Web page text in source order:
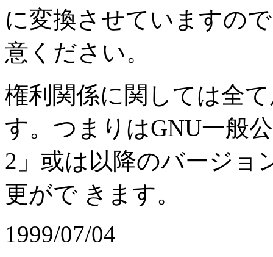
に変換させていますの
意ください。
権利関係に関しては全
す。つまりはGNU一般
2」或は以降のバージョ
更がで きます。
1999/07/04